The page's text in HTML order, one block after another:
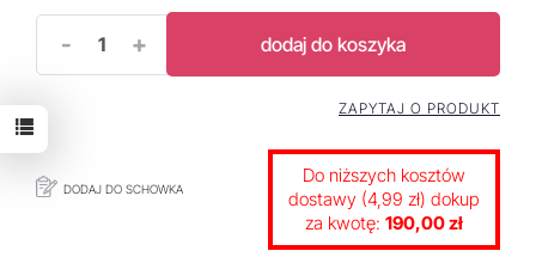
- + dodaj do koszyka
DODAJ DO SCHOWKA
ZAPYTAJ O PRODUKT
Do niższych kosztów
dostawy (4,99 zł) dokup
za kwotę: 190,00 zł